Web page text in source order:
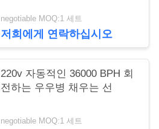
negotiable MOQ:1 세트
저희에게 연락하십시오
220v 자동적인 36000 BPH 회
전하는 우우병 채우는 선
negotiable MOQ:1 세트